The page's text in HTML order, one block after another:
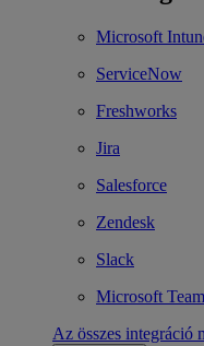
Microsoft
ServiceNow
Freshworks
Jira
Salesforce
Zendesk
Slack
Microsoft
Az összes integráció